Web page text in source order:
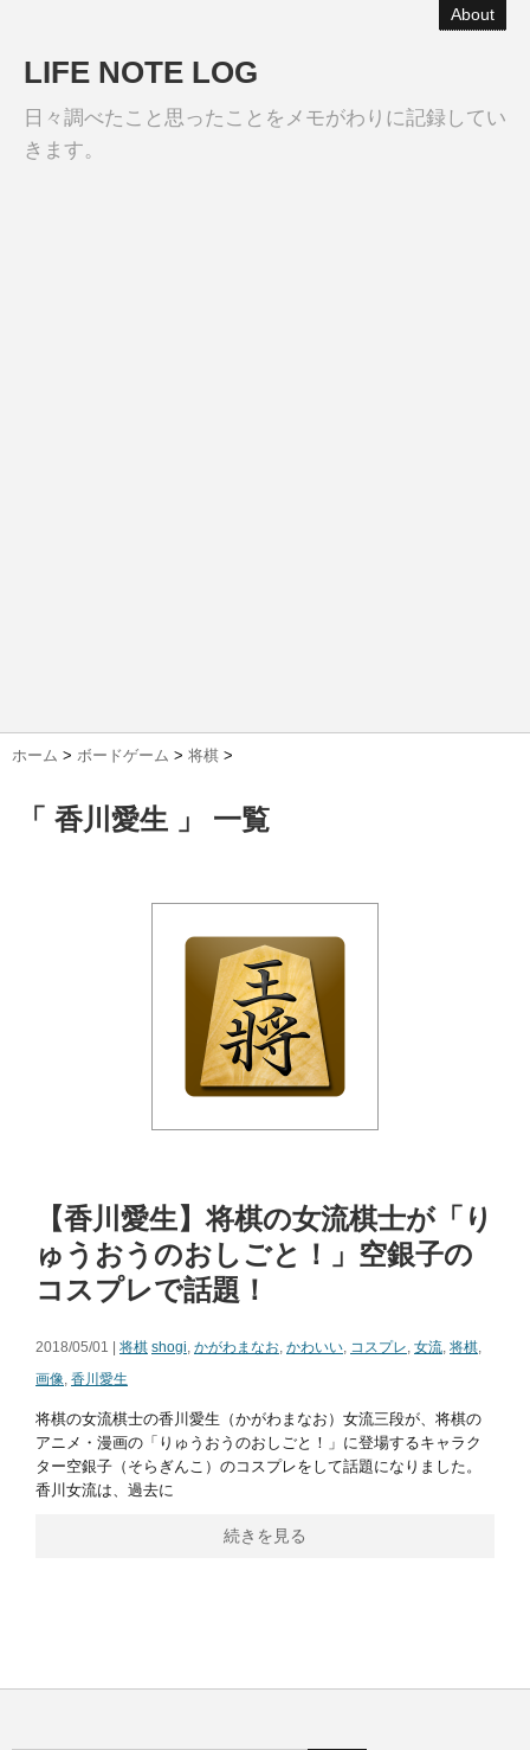
About
LIFE NOTE LOG
日々調べたこと思ったことをメモがわりに記録してい
きます。
ホーム > ボードゲーム > 将棋 >
「 香川愛生 」 一覧
【香川愛生】将棋の女流棋士が「り
ゅうおうのおしごと！」空銀子の
コスプレで話題！
2018/05/01 | 将棋 shogi, かがわまなお, かわいい, コスプレ, 女流, 将棋,
画像, 香川愛生
将棋の女流棋士の香川愛生（かがわまなお）女流三段が、将棋の
アニメ・漫画の「りゅうおうのおしごと！」に登場するキャラク
ター空銀子（そらぎんこ）のコスプレをして話題になりました。
香川女流は、過去に
続きを見る